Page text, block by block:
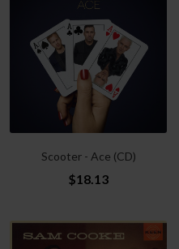
Scooter - Ace (CD)
$18.13